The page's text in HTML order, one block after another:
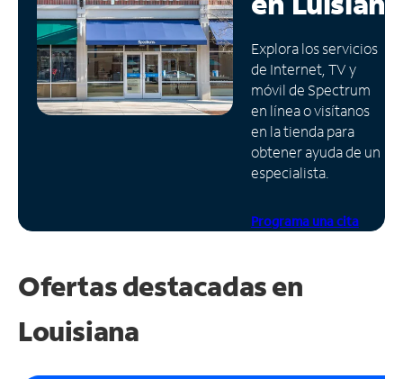
Administrar
cuenta
Encuentra
una
tienda
Explora los servicios
de Internet, TV y
móvil de Spectrum
en línea o visítanos
en la tienda para
obtener ayuda de un
especialista.
Programa una cita
Ofertas destacadas en
Louisiana